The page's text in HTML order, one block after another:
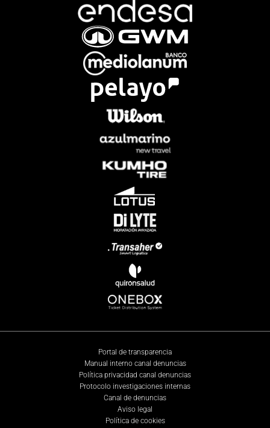
Portal de transparencia
Manual interno canal denuncias
Política privacidad canal denuncias
Protocolo investigaciones internas
Canal de denuncias
Aviso legal
Política de cookies